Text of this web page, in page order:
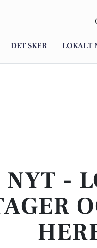
DET SKER LOKALT
NYT -